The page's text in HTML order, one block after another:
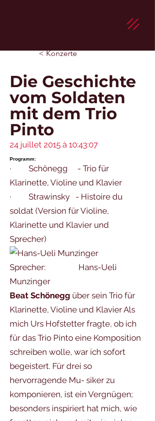
< Konzerte
Die Geschichte
vom Soldaten
mit dem Trio
Pinto
24 juillet 2015 à 10:43:07
Programm:
· Schönegg - Trio für
Klarinette, Violine und Klavier
· Strawinsky - Histoire du
soldat (Version für Violine,
Klarinette und Klavier und
Sprecher)
Sprecher: Hans-Ueli
Munzinger
Beat Schönegg über sein Trio für
Klarinette, Violine und Klavier Als
mich Urs Hofstetter fragte, ob ich
für das Trio Pinto eine Komposition
schreiben wolle, war ich sofort
begeistert. Für drei so
hervorragende Mu- siker zu
komponieren, ist ein Vergnügen;
besonders inspiriert hat mich, wie